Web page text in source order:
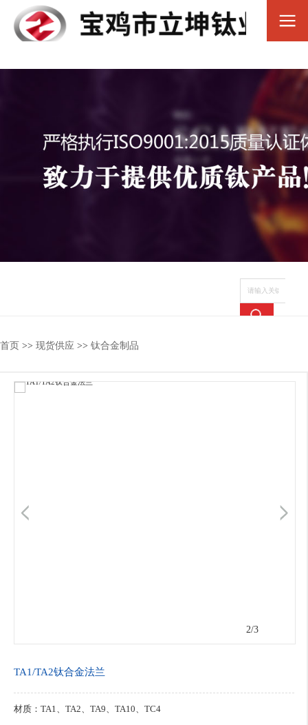
热搜关键词： TC4钛合金 钛合金棒 钛合金管
首页 >> 现货供应 >> 钛合金制品
2/3
TA1/TA2钛合金法兰
材质：TA1、TA2、TA9、TA10、TC4